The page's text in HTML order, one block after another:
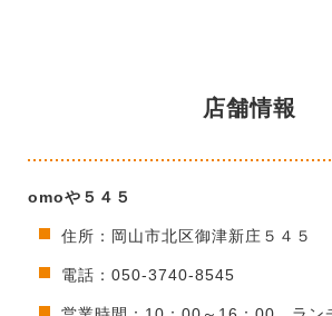
店舗情報
omoや５４５
住所：岡山市北区御津新庄５４５
電話：050-3740-8545